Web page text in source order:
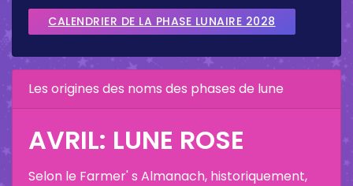
CALENDRIER DE LA PHASE LUNAIRE 2028
Les origines des noms des phases de lune
AVRIL: LUNE ROSE
Selon le Farmer' s Almanach, historiquement,